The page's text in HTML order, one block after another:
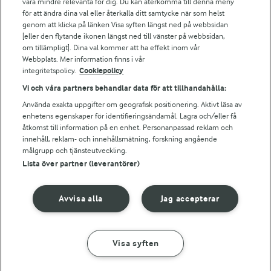
GÖR SÅ HÄR INGREDIENSER
Bildbank
Följ oss
© 2026 Arla Foods
Integritetspolicy
för att ändra dina val eller återkalla ditt samtycke när som helst
genom att klicka på länken Visa syften längst ned på webbsidan
[eller den flytande ikonen längst ned till vänster på webbsidan,
om tillämpligt]. Dina val kommer att ha effekt inom vår
Webbplats. Mer information finns i vår
integritetspolicy. Cookiepolicy
Vi och våra partners behandlar data för att tillhandahålla:
Använda exakta uppgifter om geografisk positionering. Aktivt läsa av
enhetens egenskaper för identifieringsändamål. Lagra och/eller få
åtkomst till information på en enhet. Personanpassad reklam och
innehåll, reklam- och innehållsmätning, forskning angående
målgrupp och tjänsteutveckling.
Lista över partner (leverantörer)
Jag accepterar
Avvisa alla
Visa syften